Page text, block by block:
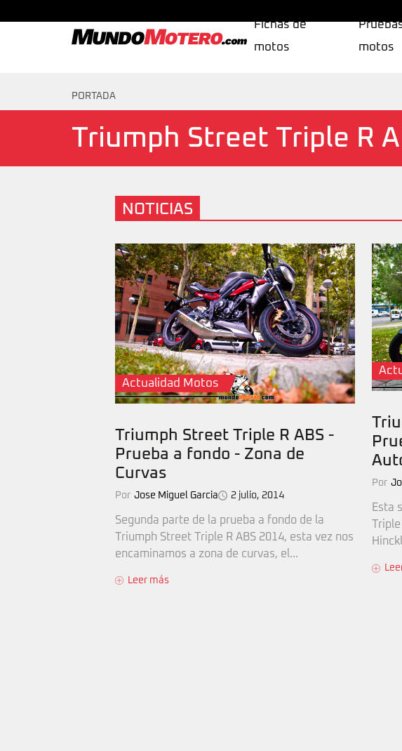
Fichas de
motos
motos
PORTADA
Triumph Street Triple R
NOTICIAS
Actualidad Motos
Triumph Street Triple R ABS -
Prueba a fondo - Zona de
Curvas
Por Jose Miguel Garcia 2 julio, 2014
Segunda parte de la prueba a fondo de la
Triumph Street Triple R ABS 2014, esta vez nos
encaminamos a zona de curvas, el...
Leer más
Por
Esta